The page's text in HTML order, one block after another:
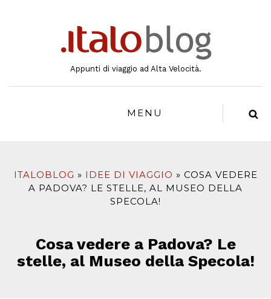
Appunti di viaggio ad Alta Velocità.
MENU
ITALOBLOG IDEE DI VIAGGIO
COSA VEDERE
A PADOVA? LE STELLE, AL MUSEO DELLA
SPECOLA!
Cosa vedere a Padova? Le
stelle, al Museo della Specola!